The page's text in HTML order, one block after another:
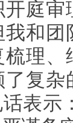
庭
我和
理
复
表示